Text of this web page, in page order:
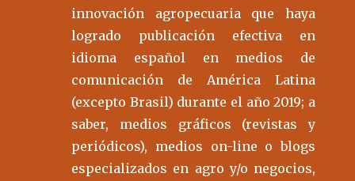
innovación agropecuaria que haya
logrado publicación efectiva en
idioma español en medios de
comunicación de América Latina
(excepto Brasil) durante el año 2019; a
saber, medios gráficos (revistas y
periódicos), medios on-line o blogs
especializados en agro y/o negocios,